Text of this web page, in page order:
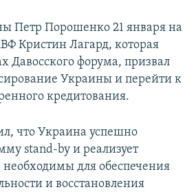
Петр Порошенко 21 января на
Кристин Лагард, которая
Давосского форума, призвал
Украины и перейти к
кредитования.
что Украина успешно
stand-by и реализует
для обеспечения
и восстановления